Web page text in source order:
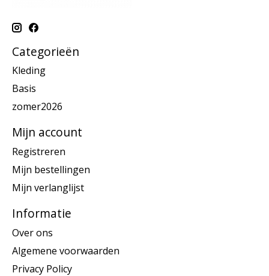
Categorieën
Kleding
Basis
zomer2026
Mijn account
Registreren
Mijn bestellingen
Mijn verlanglijst
Informatie
Over ons
Algemene voorwaarden
Privacy Policy